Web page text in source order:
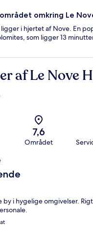
omkring Le
ligger i hjertet af Nove. En
som ligger 13
af Le Nove
7,6
Området
by i hygelige omgivelser.